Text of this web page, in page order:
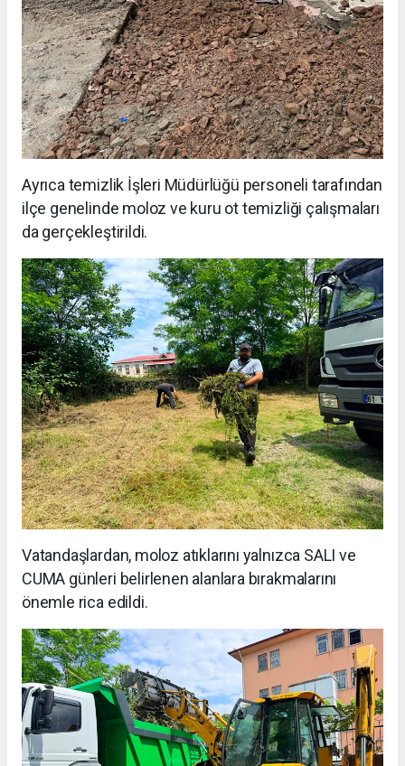
Ayrıca temizlik İşleri Müdürlüğü personeli tarafından
ilçe genelinde moloz ve kuru ot temizliği çalışmaları
da gerçekleştirildi.
Vatandaşlardan, moloz atıklarını yalnızca SALI ve
CUMA günleri belirlenen alanlara bırakmalarını
önemle rica edildi.